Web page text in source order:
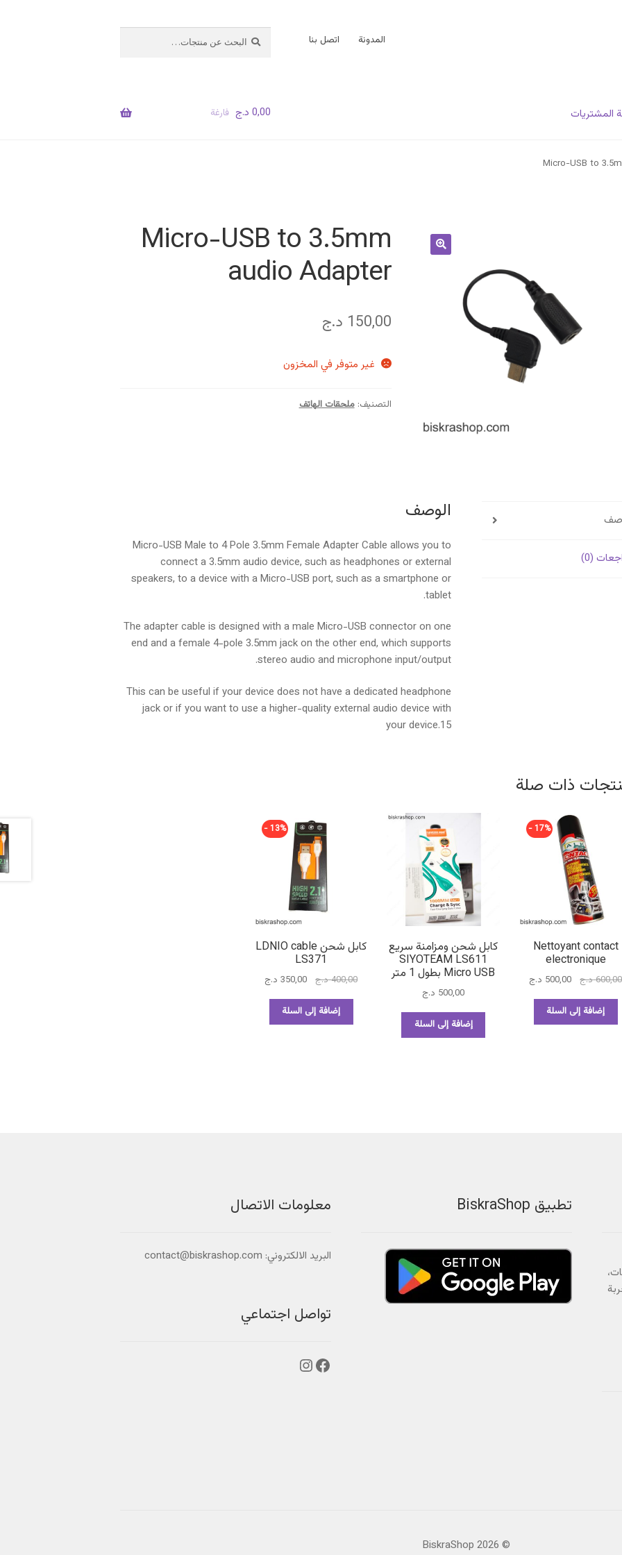
المدونة اتصل بنا
عن:
المشتريات 0,00 د.ج فارغة
Micro-USB to
Micro-USB to 3.5mm
audio Adapter
150,00 د.ج
غير متوفر في المخزون
التصنيف:ملحقات الهاتف
(0)
الوصف
Micro-USB Male to 4 Pole 3.5mm Female Adapter Cable allows you to
connect a 3.5mm audio device, such as headphones or external
speakers, to a device with a Micro-USB port, such as a smartphone or
tablet.
The adapter cable is designed with a male Micro-USB connector on one
end and a female 4-pole 3.5mm jack on the other end, which supports
stereo audio and microphone input/output.
This can be useful if your device does not have a dedicated headphone
jack or if you want to use a higher-quality external audio device with
your device.15
ذات صلة
Nettoyant contact
electronique
17% -
600,00 د.ج
السعر
هو:
600,00 د.ج.
500,00 د.جالسعر
إضافة إلى السلة
كابل شحن ومزامنة سريع
SIYOTEAM LS611
Micro USB بطول 1 متر
500,00 د.ج
إضافة إلى السلة
كابل شحن LDNIO cable
LS371
13% -
400,00 د.ج
السعر
هو:
400,00 د.ج.
350,00 د.جالسعر
إضافة إلى السلة
تطبيق BiskraShop معلومات الاتصال
البريد الالكتروني: contact@biskrashop.com
تواصل اجتماعي
فيسبوك
إنستجرام
© BiskraShop 2026